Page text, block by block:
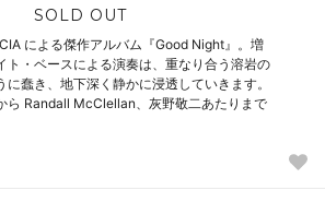
SOLD OUT
による傑作アルバム『Good Night』。増
ト・ベースによる演奏は、重なり合う溶岩の
に蠢き、地下深く静かに浸透していきます。
ら Randall McClellan、灰野敬二あたりまで